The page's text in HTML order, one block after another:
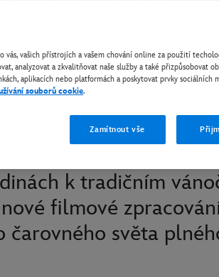
říše
k tradičním
filmové
světa
vás, vašich přístrojích a vašem chování online za použití
analyzovat a zkvalitňovat naše služby a také přizpůsobovat
aplikacích nebo platformách a poskytovat prvky sociálních
souborů cookie.
Zamítnout vše